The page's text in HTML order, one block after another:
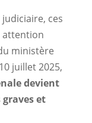
ces
attention
ministère
juillet 2025,
devient
et